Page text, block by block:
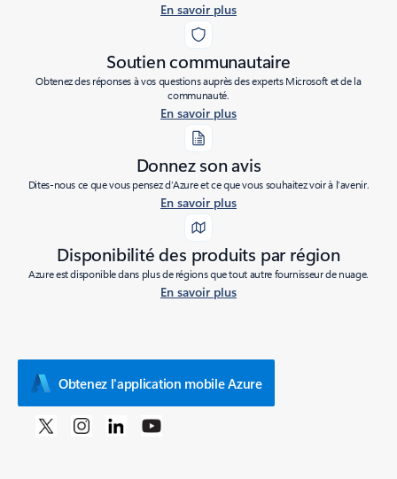
En savoir plus
Soutien communautaire
Obtenez des réponses à vos questions auprès des experts Microsoft et de la
communauté.
En savoir plus
Donnez son avis
Dites-nous ce que vous pensez d’Azure et ce que vous souhaitez voir à l’avenir.
En savoir plus
Disponibilité des produits par région
Azure est disponible dans plus de régions que tout autre fournisseur de nuage.
En savoir plus
Obtenez l'application mobile Azure